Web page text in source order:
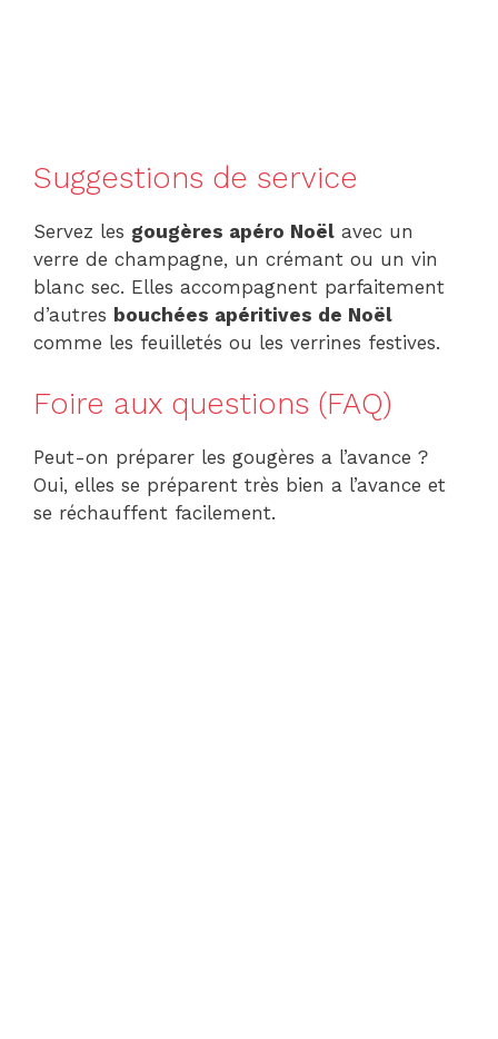
Suggestions de service
Servez les gougères apéro Noël avec un
verre de champagne, un crémant ou un vin
blanc sec. Elles accompagnent parfaitement
d’autres bouchées apéritives de Noël
comme les feuilletés ou les verrines festives.
Foire aux questions (FAQ)
Peut-on préparer les gougères a l’avance ?
Oui, elles se préparent très bien a l’avance et
se réchauffent facilement.